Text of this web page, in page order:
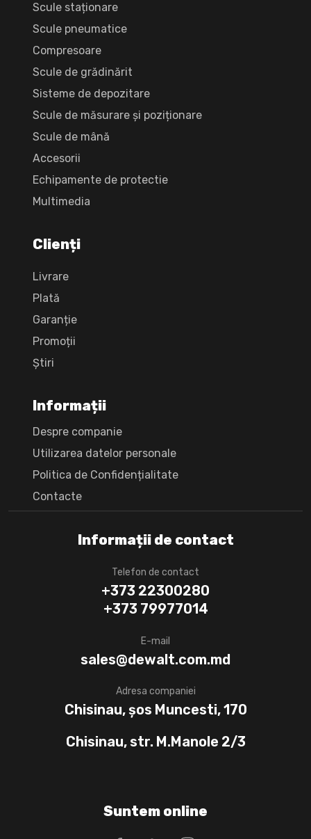
Informații de contact
Telefon de contact
+373 22300280
+373 79977014
E-mail
sales@dewalt.com.md
Adresa companiei
Chisinau, șos Muncesti, 170
Chisinau, str. M.Manole 2/3
Scule staționare
Scule pneumatice
Compresoare
Scule de grădinărit
Sisteme de depozitare
Scule de măsurare și poziționare
Scule de mână
Accesorii
Echipamente de protectie
Multimedia
Clienți
Livrare
Plată
Garanție
Promoții
Știri
Informații
Despre companie
Utilizarea datelor personale
Politica de Confidențialitate
Сontacte
Suntem online